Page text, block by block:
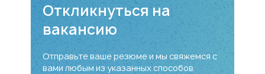
Откликнуться на
вакансию
Отправьте ваше резюме и мы свяжемся с
вами любым из указанных способов.